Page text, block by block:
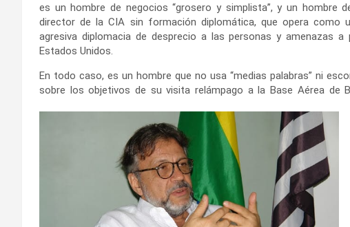
es un hombre de negocios “grosero y simplista”, y un hombre
director de la CIA sin formación diplomática, que opera como
agresiva diplomacia de desprecio a las personas y amenazas
Estados Unidos.
En todo caso, es un hombre que no usa “medias palabras” ni
sobre los objetivos de su visita relámpago a la Base Aérea de